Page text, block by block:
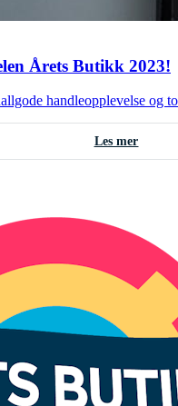
Årets Butikk 2023!
handleopplevelse og
Les mer